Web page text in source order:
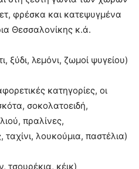
φρέσκα και κατεψυγμένα
Θεσσαλονίκης κ.ά.
λεμόνι, ζωμοί ψυγείου)
κατηγορίες, οι
σοκολατοειδή,
πραλίνες,
λουκούμια, παστέλια)
τσουρέκια, κέικ)